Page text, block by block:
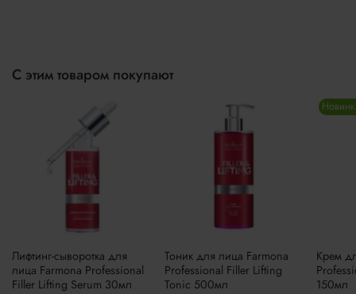
С этим товаром покупают
Лифтинг-сыворотка для
лица Farmona Professional
Filler Lifting Serum 30мл
Тоник для лица Farmona
Professional Filler Lifting
Tonic 500мл
Крем
150мл